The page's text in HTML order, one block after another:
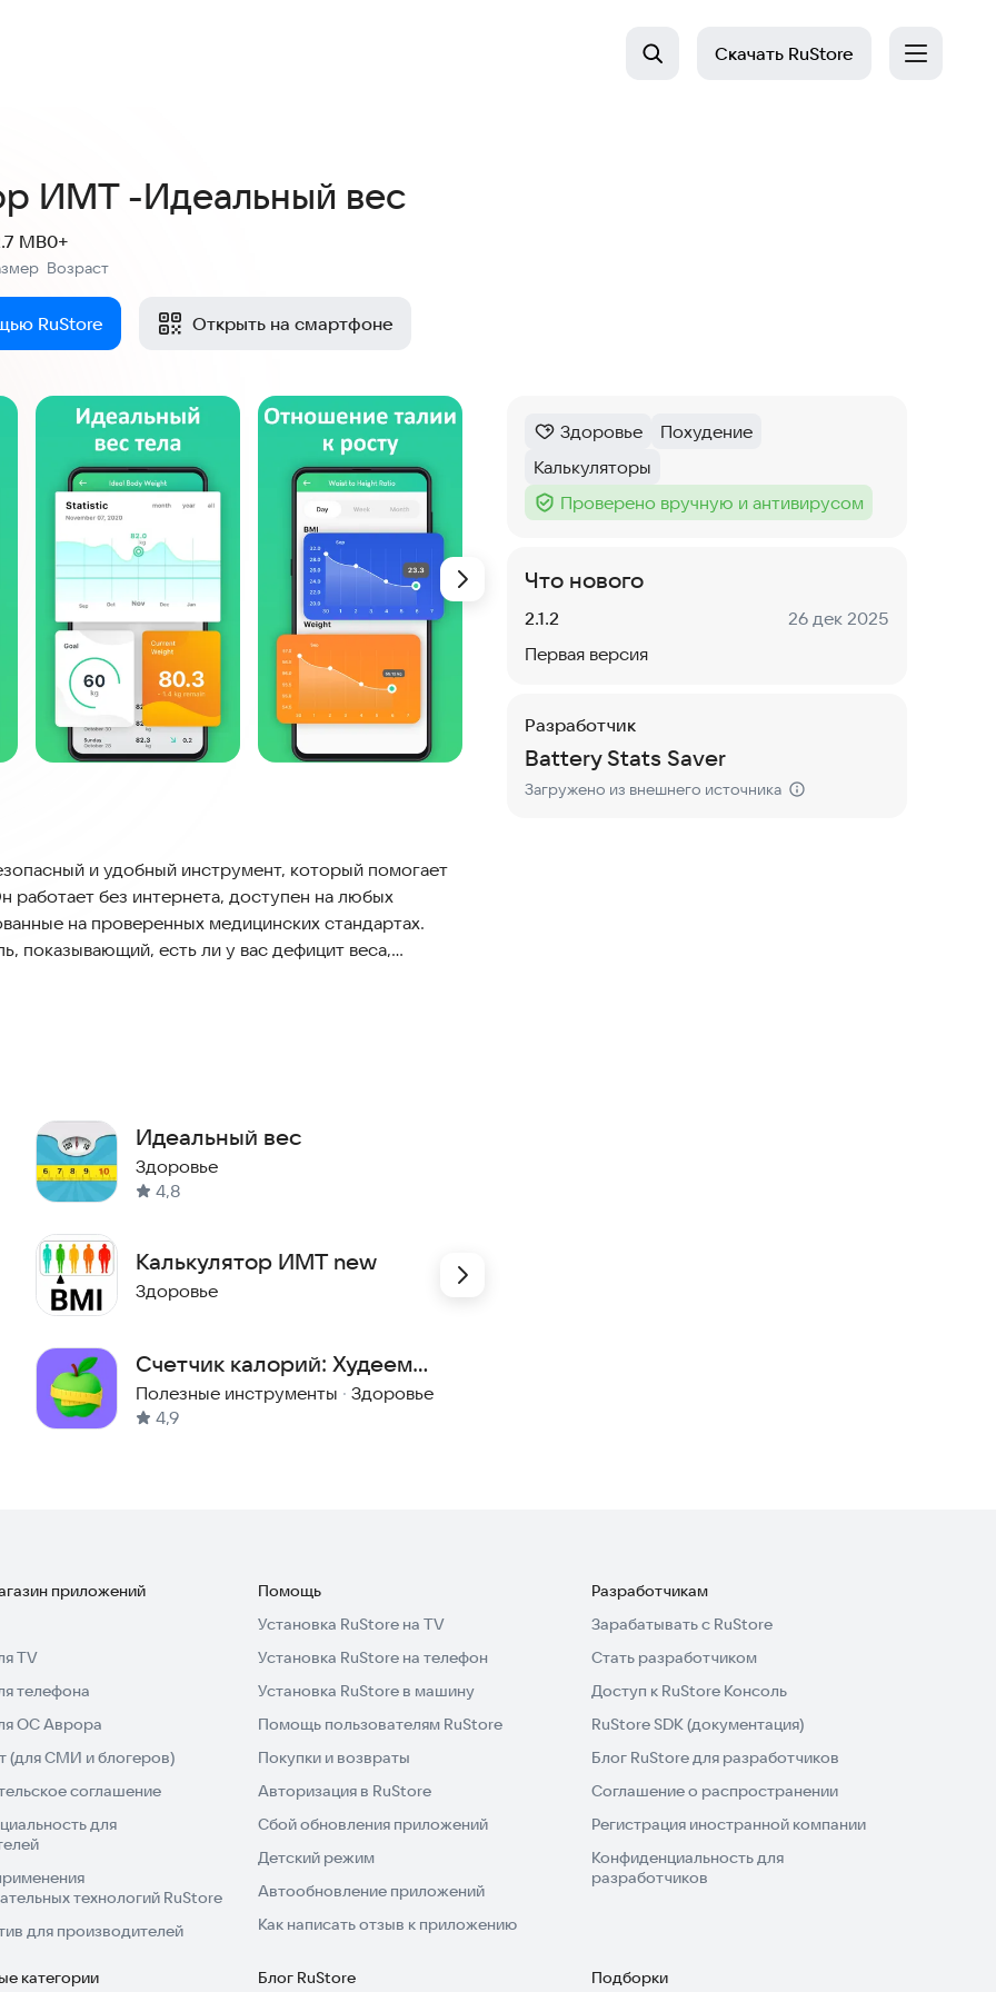
Скачать RuStore
ИМТ -Идеальный вес
MB
Возраст
0+
RuStore Открыть на смартфоне
и удобный инструмент, который помогает
без интернета, доступен на любых
на проверенных медицинских стандартах.
показывающий, есть ли у вас дефицит веса,
Формула проста: идеальный вес в килограммах
— это общий показатель вашего риска
результат по стандартным
Идеальный вес
Здоровье
4,8
Калькулятор ИМТ new
Здоровье
Счетчик калорий: Худеем
вместе
Полезные инструменты · Здоровье
4,9
Категория:
Здоровье
Тег:
Похудение
Тег:
Калькуляторы
Тег :
Проверено вручную и антивирусом
Что нового
Версия:
2.1.2 Дата:
26 дек 2025
Первая версия
Разработчик
Battery Stats Saver
Загружено из внешнего источника
приложений
TV
телефона
ОС Аврора
(для СМИ и блогеров)
соглашение
для
технологий RuStore
для производителей
Помощь
Установка RuStore на TV
Установка RuStore на телефон
Установка RuStore в машину
Помощь пользователям RuStore
Покупки и возвраты
Авторизация в RuStore
Сбой обновления приложений
Детский режим
Автообновление приложений
Как написать отзыв к приложению
Разработчикам
Зарабатывать с RuStore
Стать разработчиком
Доступ к RuStore Консоль
RuStore SDK (документация)
Блог RuStore для разработчиков
Соглашение о распространении
Регистрация иностранной компании
Конфиденциальность для
разработчиков
категории Блог RuStore Подборки